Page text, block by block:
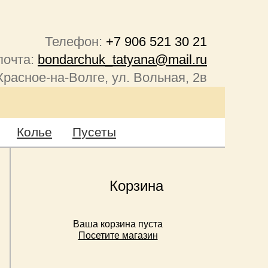
Телефон: +7 906 521 30 21
bondarchuk_tatyana@mail.ru
на-Волге, ул. Вольная, 2в
Колье Пусеты
Корзина
Ваша корзина пуста
Посетите магазин